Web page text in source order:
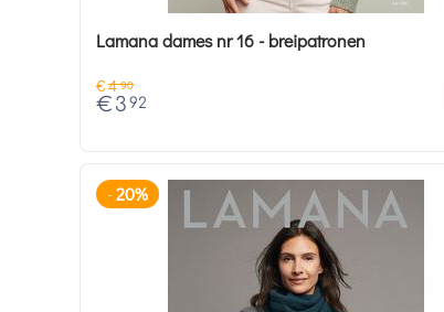
Lamana dames nr 16 - breipatronen
€4 90
€ 3 92
- 20%